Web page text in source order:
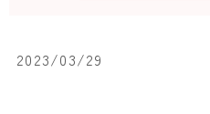
2023/03/29